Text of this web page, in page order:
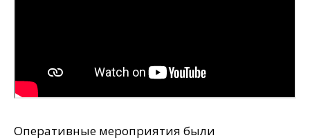
Оперативные мероприятия были